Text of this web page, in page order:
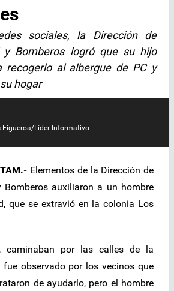
sociales, la Dirección de
y Bomberos logró que su hijo
recogerlo al albergue de PC y
hogar
Figueroa/Líder Informativo
TAM.- Elementos de la Dirección de
Bomberos auxiliaron a un hombre
que se extravió en la colonia Los
caminaban por las calles de la
observado por los vecinos que
de ayudarlo, pero el hombre